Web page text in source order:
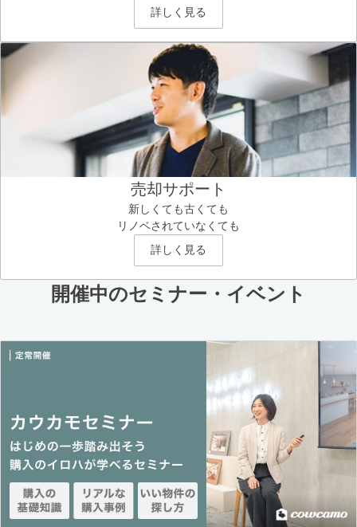
詳しく見る
売却サポート
新しくても古くても
リノベされていなくても
詳しく見る
開催中のセミナー・イベント